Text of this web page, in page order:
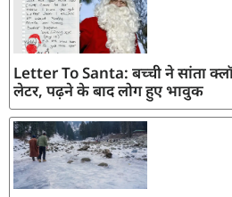
Letter To Santa: बच्ची ने सांता
लेटर, पढ़ने के बाद लोग हुए भावुक